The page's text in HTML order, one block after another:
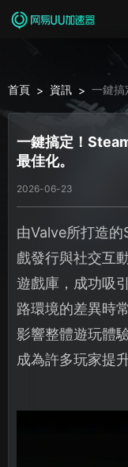
首頁 > 資訊 > 一鍵搞
最佳化
一鍵搞定！
最佳化。
2026-06-23
由Valve所打造
戲發行與社交互
遊戲庫，成功吸
路環境的差異時
影響整體遊玩體
成為許多玩家提